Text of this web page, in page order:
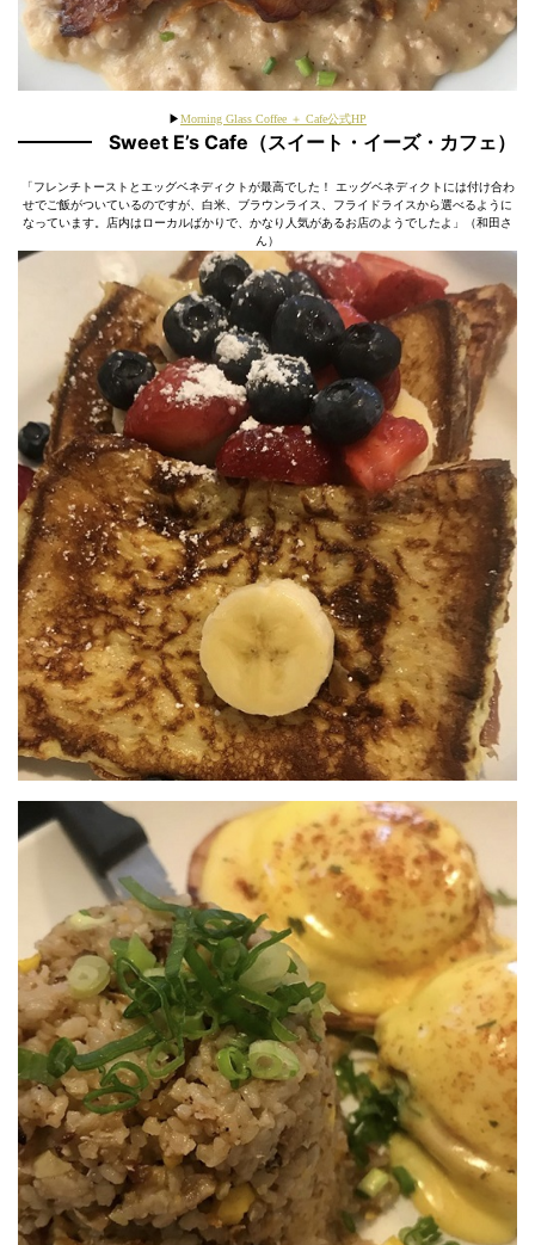
▶Morning Glass Coffee ＋ Cafe公式HP
Sweet E’s Cafe（スイート・イーズ・カフェ）
「フレンチトーストとエッグベネディクトが最高でした！ エッグベネディクトには付け合わ
せでご飯がついているのですが、白米、ブラウンライス、フライドライスから選べるように
なっています。店内はローカルばかりで、かなり人気があるお店のようでしたよ」（和田さ
ん）